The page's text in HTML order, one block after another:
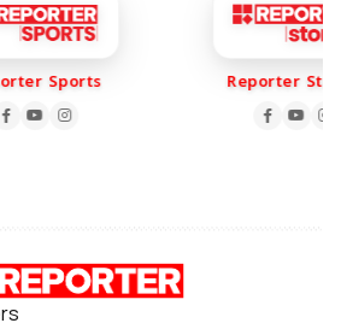
Sports Reporter